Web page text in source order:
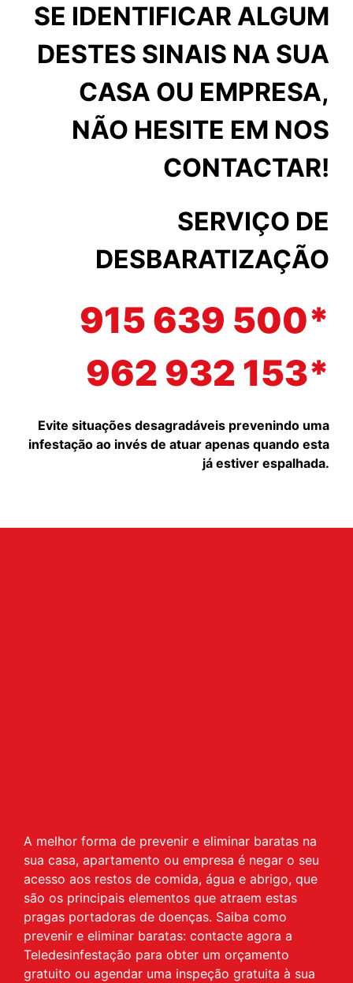
SE IDENTIFICAR ALGUM
DESTES SINAIS NA SUA
CASA OU EMPRESA,
NÃO HESITE EM NOS
CONTACTAR!
SERVIÇO DE
DESBARATIZAÇÃO
915 639 500*
962 932 153*
Evite situações desagradáveis prevenindo uma
infestação ao invés de atuar apenas quando esta
já estiver espalhada.
A melhor forma de prevenir e eliminar baratas na
sua casa, apartamento ou empresa é negar o seu
acesso aos restos de comida, água e abrigo, que
são os principais elementos que atraem estas
pragas portadoras de doenças. Saiba como
prevenir e eliminar baratas: contacte agora a
Teledesinfestação para obter um orçamento
gratuito ou agendar uma inspeção gratuita à sua